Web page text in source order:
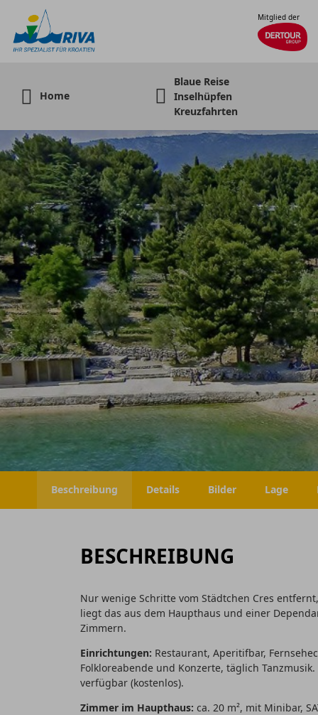
Mitglied der
Home
Blaue Reise
Inselhüpfen
Kreuzfahrten
Beschreibung Details Bilder Lage
BESCHREIBUNG
Nur wenige Schritte vom Städtchen Cres
liegt das aus dem Haupthaus und einer
Zimmern.
Einrichtungen: Restaurant, Aperitifbar,
Folkloreabende und Konzerte, täglich
verfügbar (kostenlos).
Zimmer im Haupthaus: ca. 20 m², mit Minibar,